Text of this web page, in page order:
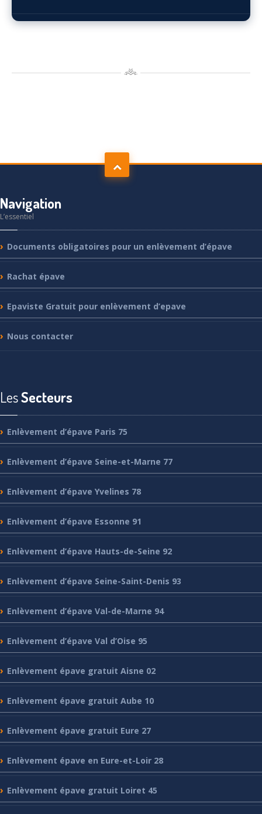
Navigation
L’essentiel
Documents obligatoires pour un enlèvement d’épave
Rachat épave
Epaviste Gratuit pour enlèvement d’epave
Nous contacter
LesSecteurs
Enlèvement d’épave Paris 75
Enlèvement d’épave Seine-et-Marne 77
Enlèvement d’épave Yvelines 78
Enlèvement d’épave Essonne 91
Enlèvement d’épave Hauts-de-Seine 92
Enlèvement d’épave Seine-Saint-Denis 93
Enlèvement d’épave Val-de-Marne 94
Enlèvement d’épave Val d’Oise 95
Enlèvement épave gratuit Aisne 02
Enlèvement épave gratuit Aube 10
Enlèvement épave gratuit Eure 27
Enlèvement épave en Eure-et-Loir 28
Enlèvement épave gratuit Loiret 45